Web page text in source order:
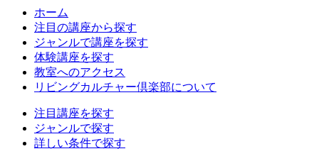
ホーム
注目の講座から探す
ジャンルで講座を探す
体験講座を探す
教室へのアクセス
リビングカルチャー倶楽部について
注目講座を探す
ジャンルで探す
詳しい条件で探す